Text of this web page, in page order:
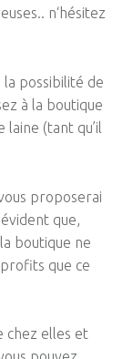
n‘hésitez
la possibilité de
à la boutique
laine (tant qu’il
proposerai
que,
boutique ne
que ce
chez elles et